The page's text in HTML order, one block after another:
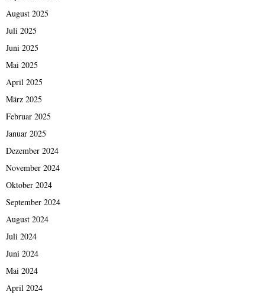
August 2025
Juli 2025
Juni 2025
Mai 2025
April 2025
März 2025
Februar 2025
Januar 2025
Dezember 2024
November 2024
Oktober 2024
September 2024
August 2024
Juli 2024
Juni 2024
Mai 2024
April 2024